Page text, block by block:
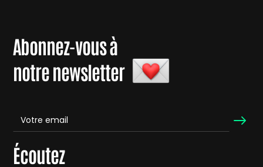
Abonnez-vous à
notre newsletter
Écoutez